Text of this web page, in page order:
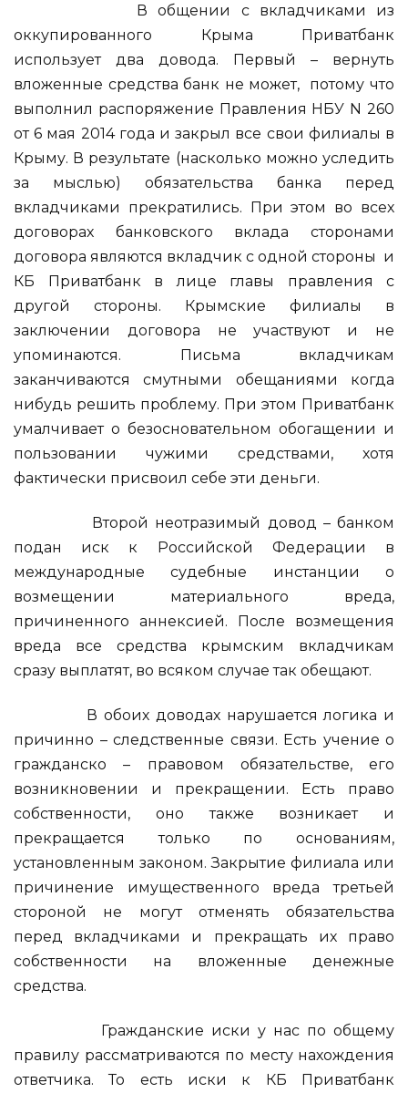
В общении с вкладчиками из
оккупированного Крыма Приватбанк
использует два довода. Первый – вернуть
вложенные средства банк не может, потому что
выполнил распоряжение Правления НБУ N 260
от 6 мая 2014 года и закрыл все свои филиалы в
Крыму. В результате (насколько можно уследить
за мыслью) обязательства банка перед
вкладчиками прекратились. При этом во всех
договорах банковского вклада сторонами
договора являются вкладчик с одной стороны и
КБ Приватбанк в лице главы правления с
другой стороны. Крымские филиалы в
заключении договора не участвуют и не
упоминаются. Письма вкладчикам
заканчиваются смутными обещаниями когда
нибудь решить проблему. При этом Приватбанк
умалчивает о безосновательном обогащении и
пользовании чужими средствами, хотя
фактически присвоил себе эти деньги.
Второй неотразимый довод – банком
подан иск к Российской Федерации в
международные судебные инстанции о
возмещении материального вреда,
причиненного аннексией. После возмещения
вреда все средства крымским вкладчикам
сразу выплатят, во всяком случае так обещают.
В обоих доводах нарушается логика и
причинно – следственные связи. Есть учение о
гражданско – правовом обязательстве, его
возникновении и прекращении. Есть право
собственности, оно также возникает и
прекращается только по основаниям,
установленным законом. Закрытие филиала или
причинение имущественного вреда третьей
стороной не могут отменять обязательства
перед вкладчиками и прекращать их право
собственности на вложенные денежные
средства.
Гражданские иски у нас по общему
правилу рассматриваются по месту нахождения
ответчика. То есть иски к КБ Приватбанк